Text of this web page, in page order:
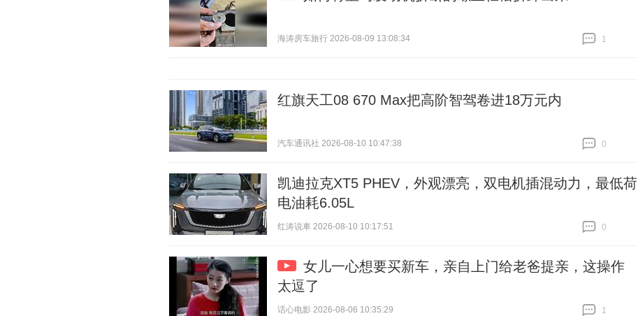
海涛房车旅行 2026-08-09 13:08:34
1
红旗天工08 670 Max把高阶智驾卷进18万元内
汽车通讯社 2026-08-10 10:47:38
0
凯迪拉克XT5 PHEV，外观漂亮，双电机插混动力，最低荷
电油耗6.05L
红涛说車 2026-08-10 10:17:51
0
女儿一心想要买新车，亲自上门给老爸提亲，这操作
太逗了
话心电影 2026-08-06 10:35:29
1